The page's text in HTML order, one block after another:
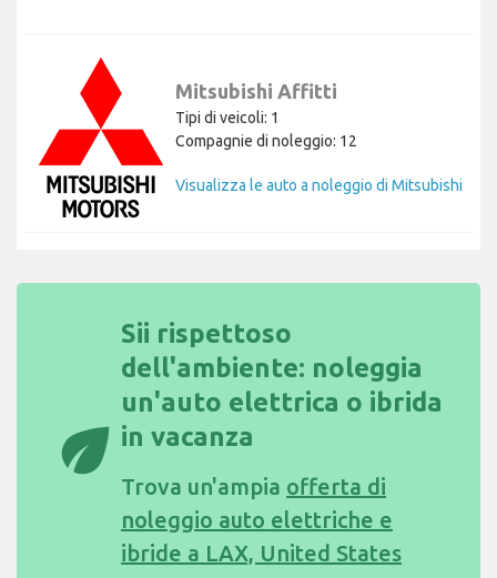
Mitsubishi Affitti
Tipi di veicoli: 1
Compagnie di noleggio: 12
Visualizza le auto a noleggio di Mitsubishi
eco
Sii rispettoso
dell'ambiente: noleggia
un'auto elettrica o ibrida
in vacanza
Trova un'ampia offerta di
noleggio auto elettriche e
ibride a LAX, United States